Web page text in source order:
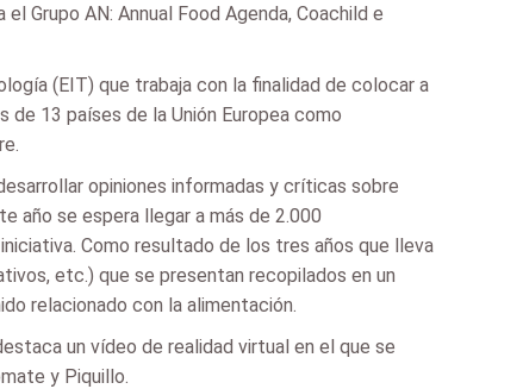
Grupo AN: Annual Food Agenda, Coachild e
(EIT) que trabaja con la finalidad de colocar a
de 13 países de la Unión Europea como
opiniones informadas y críticas sobre
año se espera llegar a más de 2.000
Como resultado de los tres años que lleva
etc.) que se presentan recopilados en un
relacionado con la alimentación.
un vídeo de realidad virtual en el que se
y Piquillo.